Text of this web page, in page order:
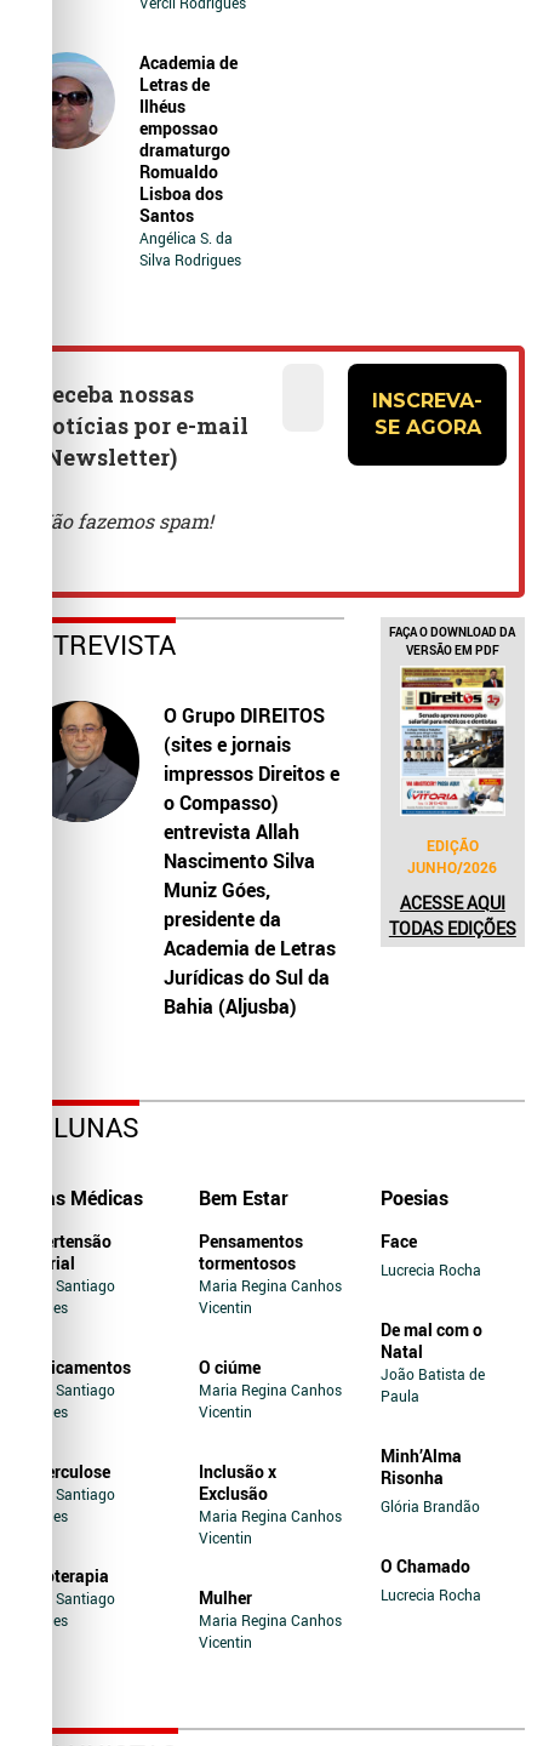
Academia de
Letras de
Ilhéus
empossao
dramaturgo
Romualdo
Lisboa dos
Santos
Angélica S. da
Silva Rodrigues
ENTREVISTA
O Grupo DIREITOS
(sites e jornais
impressos Direitos e
o Compasso)
entrevista Allah
Nascimento Silva
Muniz Góes,
presidente da
Academia de Letras
Jurídicas do Sul da
Bahia (Aljusba)
FAÇA O DOWNLOAD DA
VERSÃO EM PDF
EDIÇÃO
JUNHO/2026
ACESSE AQUI
TODAS EDIÇÕES
COLUNAS
Dicas Médicas
Hipertensão
Arterial
Jairo Santiago
Novaes
Medicamentos
Jairo Santiago
Novaes
Tuberculose
Jairo Santiago
Novaes
Soroterapia
Jairo Santiago
Novaes
Bem Estar
Pensamentos
tormentosos
Maria Regina Canhos
Vicentin
O ciúme
Maria Regina Canhos
Vicentin
Inclusão x
Exclusão
Maria Regina Canhos
Vicentin
Mulher
Maria Regina Canhos
Vicentin
Poesias
Face
Lucrecia Rocha
De mal com o
Natal
João Batista de
Paula
Minh’Alma
Risonha
Glória Brandão
O Chamado
Lucrecia Rocha